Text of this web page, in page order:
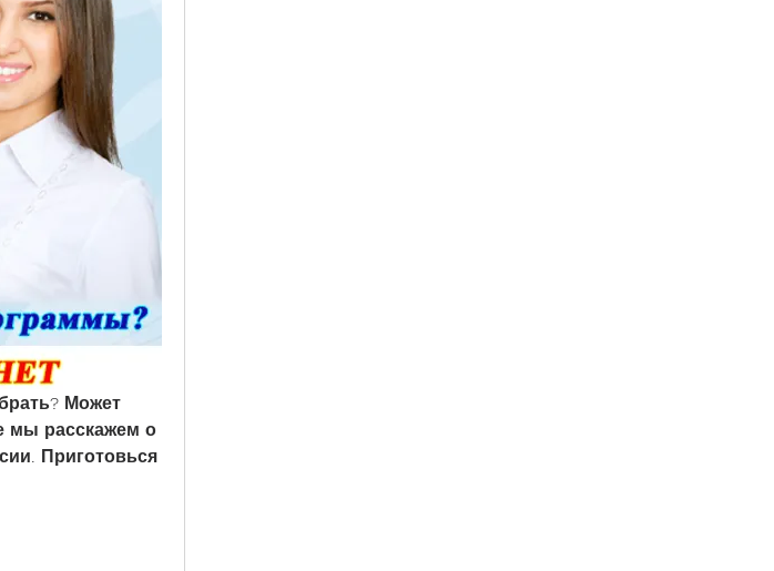
Может
мы расскажем о
Приготовься